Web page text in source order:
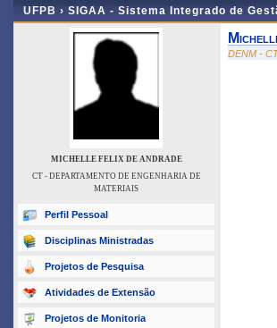
UFPB › SIGAA - Sistema Integrado de
MICHELLE FELIX DE ANDRADE
CT - DEPARTAMENTO DE ENGENHARIA DE
MATERIAIS
Perfil Pessoal
Disciplinas Ministradas
Projetos de Pesquisa
Atividades de Extensão
Projetos de Monitoria
DENM -